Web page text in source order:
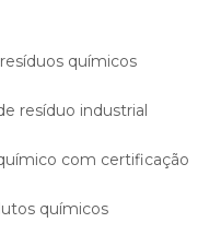
químicos
resíduo industrial
com certificação
químicos